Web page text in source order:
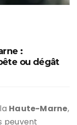
:
ou dégât
Haute-Marne,
peuvent